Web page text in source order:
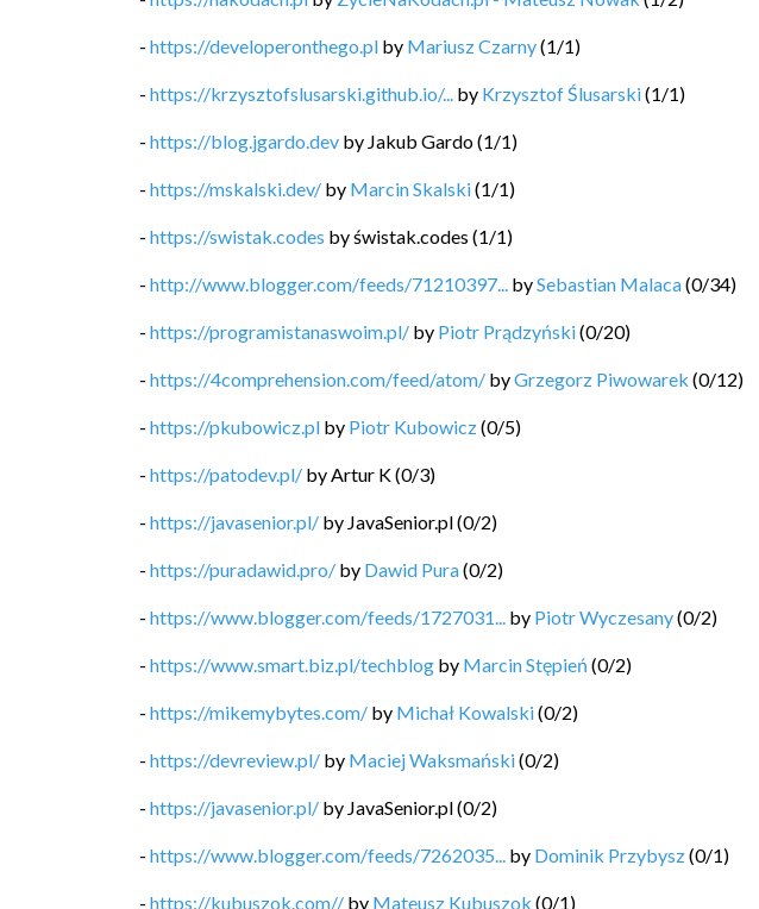
- https://developeronthego.pl by Mariusz Czarny(1/1)
- https://krzysztofslusarski.github.io/... by Krzysztof Ślusarski(1/1)
- https://blog.jgardo.dev by Jakub Gardo(1/1)
- https://mskalski.dev/ by Marcin Skalski(1/1)
- https://swistak.codes byświstak.codes (1/1)
- http://www.blogger.com/feeds/71210397... bySebastian Malaca(0/34)
- https://programistanaswoim.pl/ by Piotr Prądzyński(0/20)
- https://4comprehension.com/feed/atom/ byGrzegorz Piwowarek (0/12)
- https://pkubowicz.pl by Piotr Kubowicz(0/5)
- https://patodev.pl/ byArtur K(0/3)
- https://javasenior.pl/ by JavaSenior.pl(0/2)
- https://puradawid.pro/ by Dawid Pura(0/2)
- https://www.blogger.com/feeds/1727031... by Piotr Wyczesany(0/2)
- https://www.smart.biz.pl/techblog by Marcin Stępień (0/2)
- https://mikemybytes.com/ by Michał Kowalski(0/2)
- https://devreview.pl/ by Maciej Waksmański(0/2)
- https://javasenior.pl/ by JavaSenior.pl(0/2)
- https://www.blogger.com/feeds/7262035... by Dominik Przybysz(0/1)
- https://kubuszok.com// by Mateusz Kubuszok (0/1)